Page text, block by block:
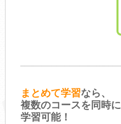
まとめて学習なら、
複数のコースを同時に
学習可能！